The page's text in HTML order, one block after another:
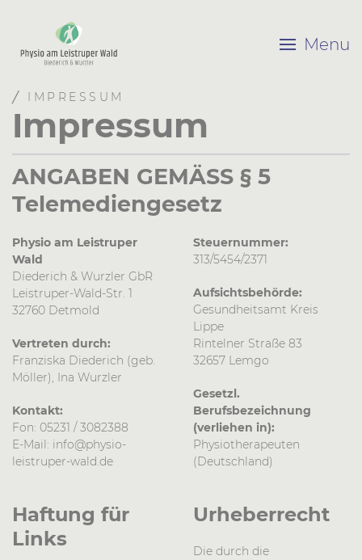
Menu
╱ IMPRESSUM
Impressum
ANGABEN GEMÄSS § 5
Telemediengesetz
Physio am Leistruper
Wald
Diederich & Wurzler GbR
Leistruper-Wald-Str. 1
32760 Detmold
Vertreten durch:
Franziska Diederich (geb.
Möller), Ina Wurzler
Kontakt:
Fon: 05231 / 3082388
E-Mail: info@physio-
leistruper-wald.de
Steuernummer:
313/5454/2371
Aufsichtsbehörde:
Gesundheitsamt Kreis
Lippe
Rintelner Straße 83
32657 Lemgo
Gesetzl.
Berufsbezeichnung
(verliehen in):
Physiotherapeuten
(Deutschland)
Haftung für
Links
Urheberrecht
Die durch die